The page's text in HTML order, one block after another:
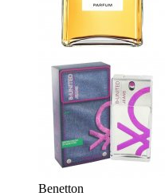
Benetton